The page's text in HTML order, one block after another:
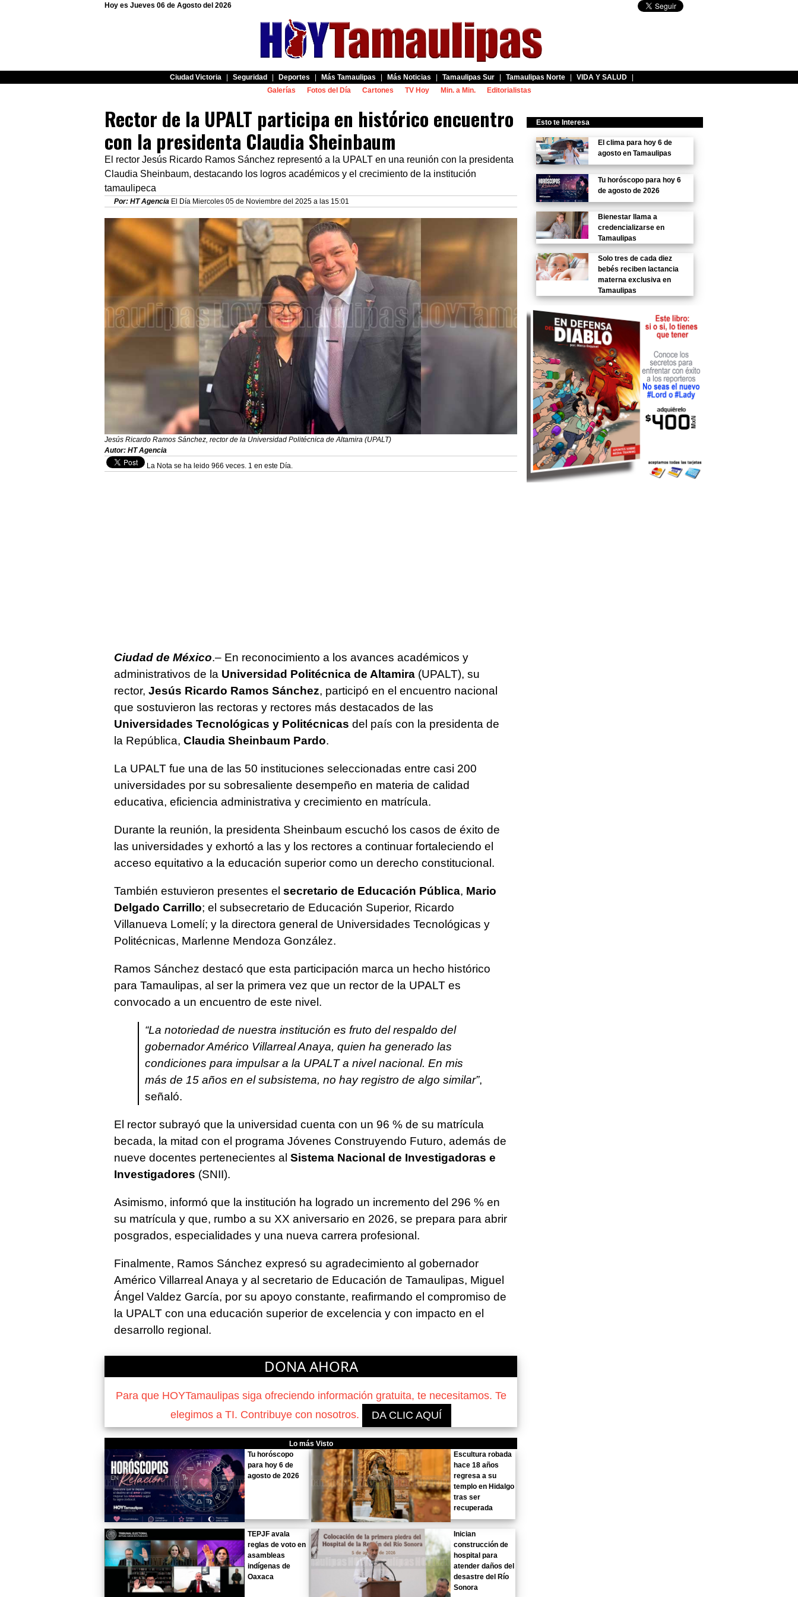
Hoy es Jueves 06 de Agosto del 2026
Ciudad Victoria Seguridad Deportes Más Tamaulipas Más Noticias Tamaulipas Sur Tamaulipas Norte VIDA Y SALUD
Galerías
Fotos del Día Cartones TV Hoy Min. a Min. Editorialistas
Rector de la UPALT participa en histórico encuentro
con la presidenta Claudia Sheinbaum
El rector Jesús Ricardo Ramos Sánchez representó a la UPALT en una reunión con la presidenta
Claudia Sheinbaum, destacando los logros académicos y el crecimiento de la institución
tamaulipeca
Por: HT Agencia El Día Miercoles 05 de Noviembre del 2025 a las 15:01
Jesús Ricardo Ramos Sánchez, rector de la Universidad Politécnica de Altamira (UPALT)
Autor: HT Agencia
La Nota se ha leido 966 veces. 1 en este Día.
Ciudad de México.– En reconocimiento a los avances académicos y
administrativos de la Universidad Politécnica de Altamira (UPALT), su
rector, Jesús Ricardo Ramos Sánchez, participó en el encuentro nacional
que sostuvieron las rectoras y rectores más destacados de las
Universidades Tecnológicas y Politécnicas del país con la presidenta de
la República, Claudia Sheinbaum Pardo.
La UPALT fue una de las 50 instituciones seleccionadas entre casi 200
universidades por su sobresaliente desempeño en materia de calidad
educativa, eficiencia administrativa y crecimiento en matrícula.
Durante la reunión, la presidenta Sheinbaum escuchó los casos de éxito de
las universidades y exhortó a las y los rectores a continuar fortaleciendo el
acceso equitativo a la educación superior como un derecho constitucional.
También estuvieron presentes el secretario de Educación Pública, Mario
Delgado Carrillo; el subsecretario de Educación Superior, Ricardo
Villanueva Lomelí; y la directora general de Universidades Tecnológicas y
Politécnicas, Marlenne Mendoza González.
Ramos Sánchez destacó que esta participación marca un hecho histórico
para Tamaulipas, al ser la primera vez que un rector de la UPALT es
convocado a un encuentro de este nivel.
“La notoriedad de nuestra institución es fruto del respaldo del
gobernador Américo Villarreal Anaya, quien ha generado las
condiciones para impulsar a la UPALT a nivel nacional. En mis
más de 15 años en el subsistema, no hay registro de algo similar”,
señaló.
El rector subrayó que la universidad cuenta con un 96 % de su matrícula
becada, la mitad con el programa Jóvenes Construyendo Futuro, además de
nueve docentes pertenecientes al Sistema Nacional de Investigadoras e
Investigadores (SNII).
Asimismo, informó que la institución ha logrado un incremento del 296 % en
su matrícula y que, rumbo a su XX aniversario en 2026, se prepara para abrir
posgrados, especialidades y una nueva carrera profesional.
Finalmente, Ramos Sánchez expresó su agradecimiento al gobernador
Américo Villarreal Anaya y al secretario de Educación de Tamaulipas, Miguel
Ángel Valdez García, por su apoyo constante, reafirmando el compromiso de
la UPALT con una educación superior de excelencia y con impacto en el
desarrollo regional.
DONA AHORA
Para que HOYTamaulipas siga ofreciendo información gratuita, te necesitamos. Te
elegimos a TI. Contribuye con nosotros.
DA CLIC AQUÍ
Lo más Visto
Tu horóscopo
para hoy 6 de
agosto de 2026
Escultura robada
hace 18 años
regresa a su
templo en Hidalgo
tras ser
recuperada
TEPJF avala
reglas de voto en
asambleas
indígenas de
Oaxaca
Inician
construcción de
hospital para
atender daños del
desastre del Río
Sonora
Esto te Interesa
El clima para hoy 6 de
agosto en Tamaulipas
Tu horóscopo para hoy 6
de agosto de 2026
Bienestar llama a
credencializarse en
Tamaulipas
Solo tres de cada diez
bebés reciben lactancia
materna exclusiva en
Tamaulipas